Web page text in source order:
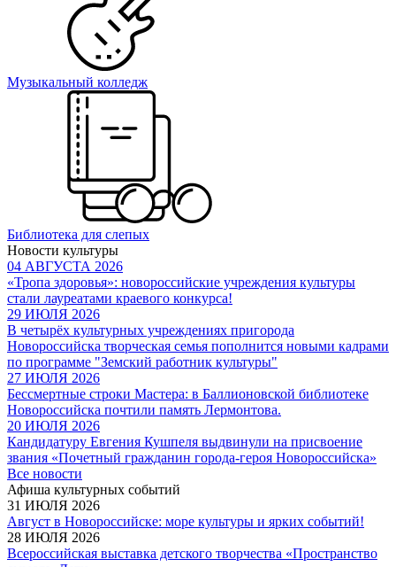
Музыкальный колледж
Библиотека для слепых
Новости культуры
04 АВГУСТА 2026
«Тропа здоровья»: новороссийские учреждения культуры
стали лауреатами краевого конкурса!
29 ИЮЛЯ 2026
В четырёх культурных учреждениях пригорода
Новороссийска творческая семья пополнится новыми кадрами
по программе "Земский работник культуры"
27 ИЮЛЯ 2026
Бессмертные строки Мастера: в Баллионовской библиотеке
Новороссийска почтили память Лермонтова.
20 ИЮЛЯ 2026
Кандидатуру Евгения Кушпеля выдвинули на присвоение
звания «Почетный гражданин города-героя Новороссийска»
Все новости
Афиша культурных событий
31 ИЮЛЯ 2026
Август в Новороссийске: море культуры и ярких событий!
28 ИЮЛЯ 2026
Всероссийская выставка детского творчества «Пространство